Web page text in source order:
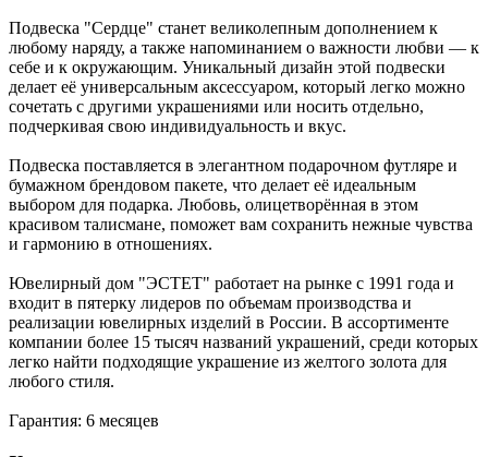
Подвеска "Сердце" станет великолепным дополнением к
любому наряду, а также напоминанием о важности любви — к
себе и к окружающим. Уникальный дизайн этой подвески
делает её универсальным аксессуаром, который легко можно
сочетать с другими украшениями или носить отдельно,
подчеркивая свою индивидуальность и вкус.
Подвеска поставляется в элегантном подарочном футляре и
бумажном брендовом пакете, что делает её идеальным
выбором для подарка. Любовь, олицетворённая в этом
красивом талисмане, поможет вам сохранить нежные чувства
и гармонию в отношениях.
Ювелирный дом "ЭСТЕТ" работает на рынке с 1991 года и
входит в пятерку лидеров по объемам производства и
реализации ювелирных изделий в России. В ассортименте
компании более 15 тысяч названий украшений, среди которых
легко найти подходящие украшение из желтого золота для
любого стиля.
Гарантия: 6 месяцев